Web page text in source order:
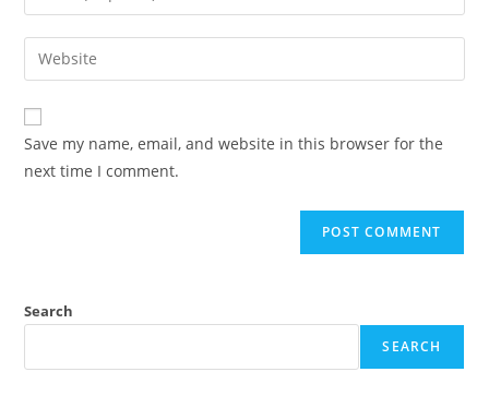
Save my name, email, and website in this browser for the
next time I comment.
Search
SEARCH